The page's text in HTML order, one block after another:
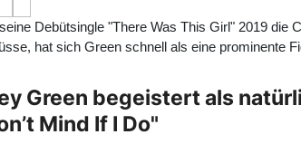
Debütsingle "There Was This Girl" 2019 die
hat sich Green schnell als eine prominente
Green begeistert als
Mind If I Do"